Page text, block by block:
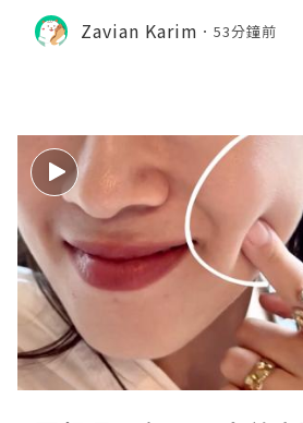
Zavian Karim 53分鐘前